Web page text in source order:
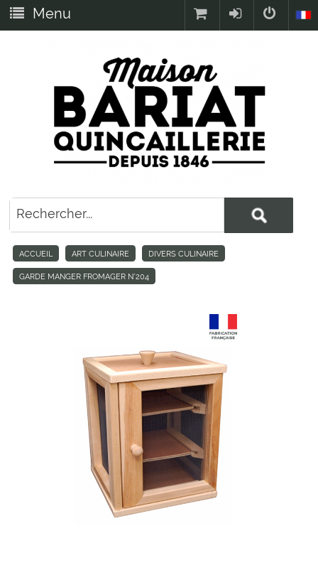
Menu
ACCUEIL ART CULINAIRE DIVERS CULINAIRE
GARDE MANGER FROMAGER N°204